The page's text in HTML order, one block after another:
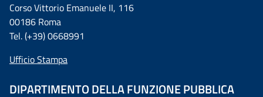
Corso Vittorio Emanuele II, 116
00186 Roma
Tel. (+39) 0668991
Ufficio Stampa
DIPARTIMENTO DELLA FUNZIONE PUBBLICA